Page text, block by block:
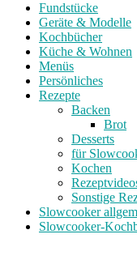
Fundstücke
Geräte & Modelle
Kochbücher
Küche & Wohnen
Menüs
Persönliches
Rezepte
Backen
Brot
Desserts
für
Kochen
Sonstige
Slowcooker
Slowcooker-